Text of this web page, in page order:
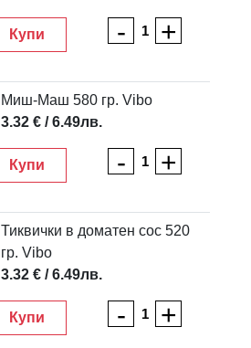
Купи - +
Миш-Маш 580 гр. Vibo
3.32 € / 6.49лв.
Купи - +
Тиквички в доматен сос 520
гр. Vibo
3.32 € / 6.49лв.
Купи - +